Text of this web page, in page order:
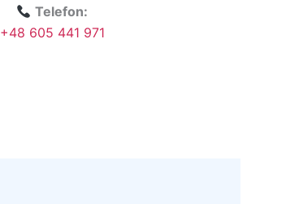
Telefon:
+48 605 441 971